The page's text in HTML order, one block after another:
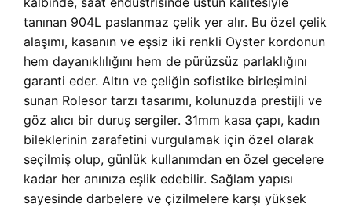
tanınan 904L paslanmaz çelik yer alır. Bu özel çelik
alaşımı, kasanın ve eşsiz iki renkli Oyster kordonun
hem dayanıklılığını hem de pürüzsüz parlaklığını
garanti eder. Altın ve çeliğin sofistike birleşimini
sunan Rolesor tarzı tasarımı, kolunuzda prestijli ve
göz alıcı bir duruş sergiler. 31mm kasa çapı, kadın
bileklerinin zarafetini vurgulamak için özel olarak
seçilmiş olup, günlük kullanımdan en özel gecelere
kadar her anınıza eşlik edebilir. Sağlam yapısı
sayesinde darbelere ve çizilmelere karşı yüksek